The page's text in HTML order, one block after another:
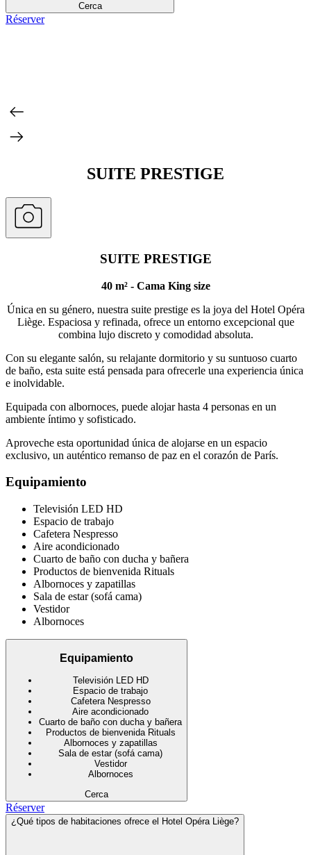
Cerca
Réserver
SUITE PRESTIGE
SUITE PRESTIGE
40 m² - Cama King size
Única en su género, nuestra suite prestige es la joya del Hotel Opéra
Liège. Espaciosa y refinada, ofrece un entorno excepcional que
combina lujo discreto y comodidad absoluta.
Con su elegante salón, su relajante dormitorio y su suntuoso cuarto
de baño, esta suite está pensada para ofrecerle una experiencia única
e inolvidable.
Equipada con albornoces, puede alojar hasta 4 personas en un
ambiente íntimo y sofisticado.
Aproveche esta oportunidad única de alojarse en un espacio
exclusivo, un auténtico remanso de paz en el corazón de París.
Equipamiento
Televisión LED HD
Espacio de trabajo
Cafetera Nespresso
Aire acondicionado
Cuarto de baño con ducha y bañera
Productos de bienvenida Rituals
Albornoces y zapatillas
Sala de estar (sofá cama)
Vestidor
Albornoces
Equipamiento
Televisión LED HD
Espacio de trabajo
Cafetera Nespresso
Aire acondicionado
Cuarto de baño con ducha y bañera
Productos de bienvenida Rituals
Albornoces y zapatillas
Sala de estar (sofá cama)
Vestidor
Albornoces
Cerca
Réserver
¿Qué tipos de habitaciones ofrece el Hotel Opéra Liège?